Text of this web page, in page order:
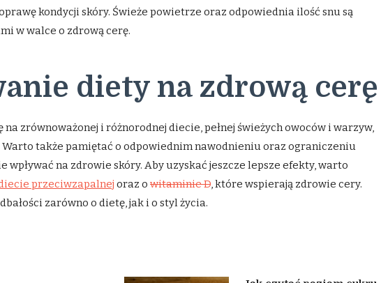
kondycji skóry. Świeże powietrze oraz odpowiednia ilość snu są
w walce o zdrową cerę.
diety na zdrową cerę
zrównoważonej i różnorodnej diecie, pełnej świeżych owoców i warzyw,
Warto także pamiętać o odpowiednim nawodnieniu oraz ograniczeniu
wpływać na zdrowie skóry. Aby uzyskać jeszcze lepsze efekty, warto
przeciwzapalnej oraz o witaminie D, które wspierają zdrowie cery.
zarówno o dietę, jak i o styl życia.